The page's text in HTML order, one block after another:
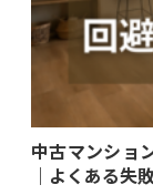
中古マンショ
｜よくある失